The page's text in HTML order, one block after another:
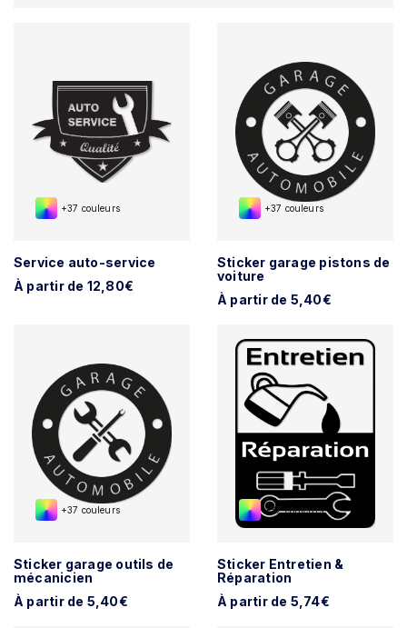
+37 couleurs
Service auto-service
À partir de 12,80€
+37 couleurs
Sticker garage pistons de
voiture
À partir de 5,40€
+37 couleurs
Sticker garage outils de
mécanicien
À partir de 5,40€
+37 couleurs
Sticker Entretien &
Réparation
À partir de 5,74€